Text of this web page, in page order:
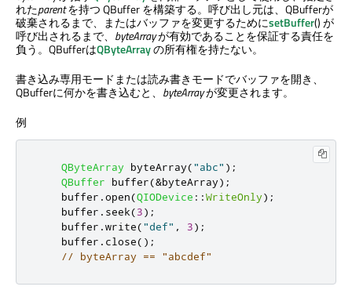
れたparentを持つ QBuffer を構築する。呼び出し元は、QBufferが
破棄されるまで、またはバッファを変更するためにsetBuffer() が
呼び出されるまで、 byteArrayが有効であることを保証する責任を
負う。QBufferはQByteArrayの所有権を持たない。
書き込み専用モードまたは読み書きモードでバッファを開き、
QBufferに何かを書き込むと、 byteArrayが変更されます。
例
QByteArray byteArray("abc" );
QBuffer buffer(&byteArray);
    buffer
.open(QIODevice ::WriteOnly);
    buffer
. seek(3);
    buffer
.write("def" , 3);
    buffer
. close();
// byteArray == "abcdef"